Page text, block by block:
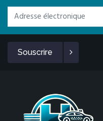
Souscrire